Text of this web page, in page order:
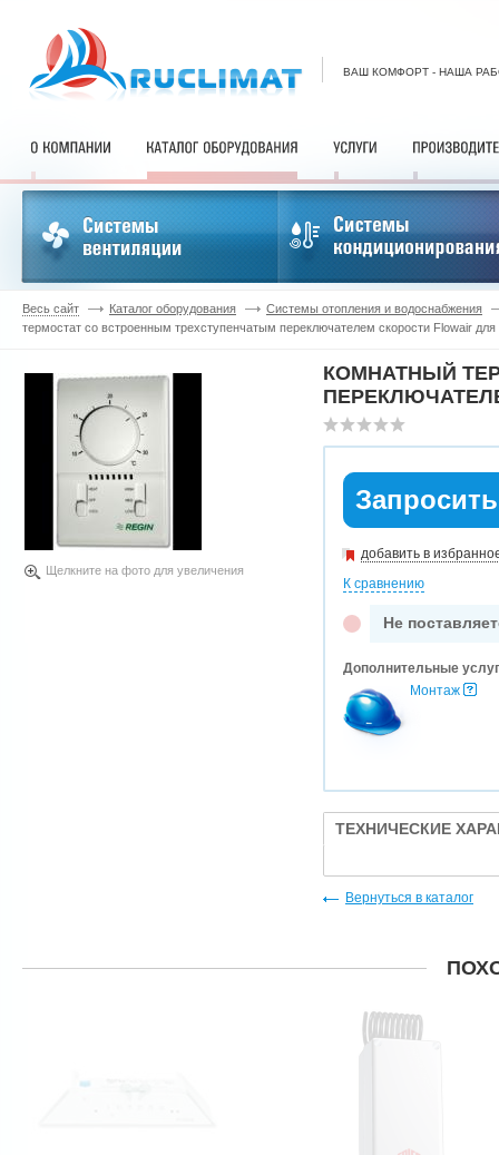
ВАШ КОМФОРТ - НАША
Весь сайт Каталог оборудования
Системы отопления и водоснабжения
термостат со встроенным трехступенчатым переключателем скорости Flowair для
Щелкните на фото для увеличения
КОМНАТНЫЙ
добавить в
К сравнению
Не
Дополнительные
Монтаж
ТЕХНИЧЕСКИЕ
Вернуться в каталог